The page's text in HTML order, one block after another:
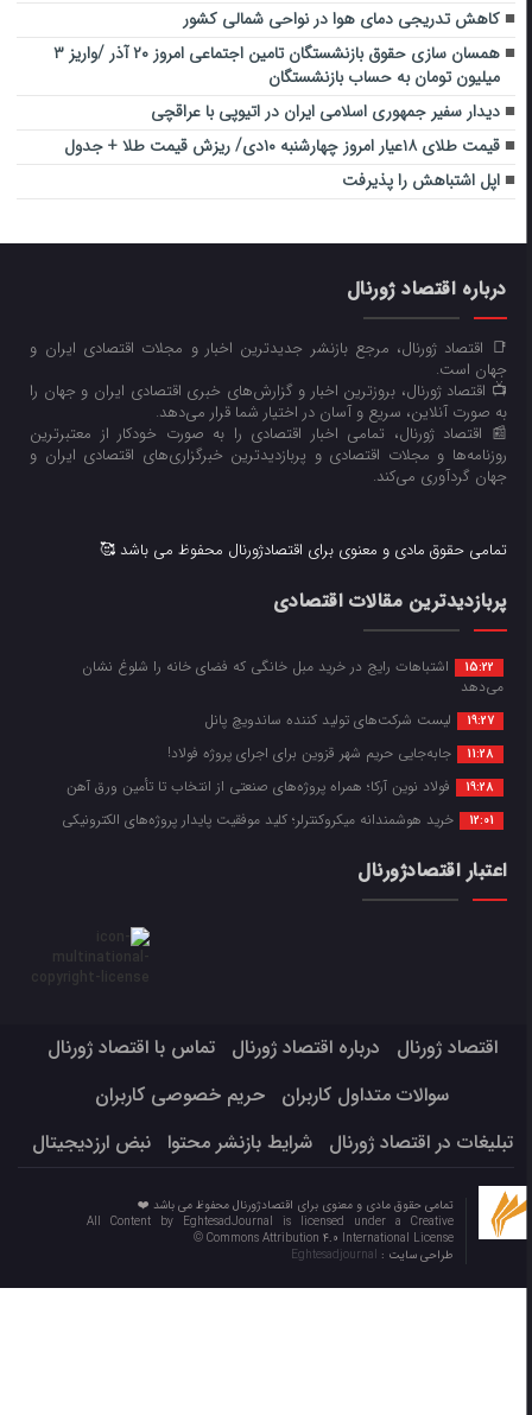
کاهش تدریجی دمای هوا در نواحی شمالی کشور
همسان سازی حقوق بازنشستگان تامین اجتماعی امروز ۲۰ آذر /واریز ۳
میلیون تومان به حساب بازنشستگان
دیدار سفیر جمهوری اسلامی ایران در اتیوپی با عراقچی
قیمت طلای ۱۸عیار امروز چهارشنبه ۱۰دی/ ریزش قیمت طلا + جدول
اپل اشتباهش را پذیرفت
درباره اقتصاد ژورنال
📑 اقتصاد ژورنال، مرجع بازنشر جدیدترین اخبار و مجلات اقتصادی ایران و
جهان است.
📺 اقتصاد ژورنال، بروزترین اخبار و گزارش‌های خبری اقتصادی ایران و جهان را
به صورت آنلاین، سریع و آسان در اختیار شما قرار می‌‌دهد.
📰 اقتصاد ژورنال، تمامی اخبار اقتصادی را به صورت خودکار از معتبرترین
روزنامه‌ها و مجلات اقتصادی و پربازدیدترین خبرگزاری‌های اقتصادی ایران و
جهان گردآوری می‌کند.
تمامی حقوق مادی و معنوی برای اقتصادژورنال محفوظ می باشد 🥰
پربازدیدترین مقالات اقتصادی
15:22
اشتباهات رایج در خرید مبل خانگی که فضای خانه را شلوغ نشان
می‌دهد
19:27 لیست شرکت‌های تولید کننده ساندویچ پانل
11:28 جابه‌جایی حریم شهر قزوین برای اجرای پروژه فولاد!
19:28 فولاد نوین آرکا؛ همراه پروژه‌های صنعتی از انتخاب تا تأمین ورق آهن
12:01 خرید هوشمندانه میکروکنترلر؛ کلید موفقیت پایدار پروژه‌های الکترونیکی
اعتبار اقتصادژورنال
اقتصاد ژورنال درباره اقتصاد ژورنال
تماس با اقتصاد ژورنال
سوالات متداول کاربران
حریم خصوصی کاربران
تبلیغات در اقتصاد ژورنال
شرایط بازنشر محتوا نبض ارزدیجیتال
تمامی حقوق مادی و معنوی برای اقتصادژورنال محفوظ می باشد ❤️
All Content by EghtesadJournal is licensed under a Creative
Commons Attribution 4.0 International License ©️
طراحی سایت :